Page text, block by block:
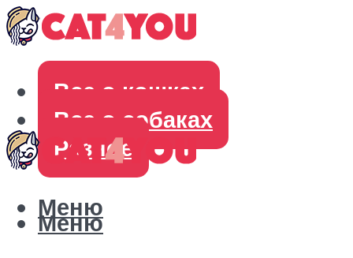
Все о кошках
Все о собаках
Разное
Меню
Меню